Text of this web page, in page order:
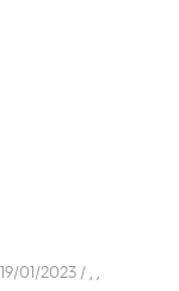
19/01/2023 / , ,